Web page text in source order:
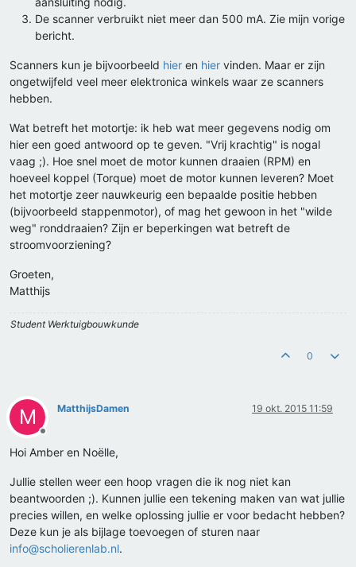
De scanner verbruikt niet meer dan 500 mA. Zie mijn vorige
bericht.
Scanners kun je bijvoorbeeld hier en hier vinden. Maar er zijn
ongetwijfeld veel meer elektronica winkels waar ze scanners
hebben.
Wat betreft het motortje: ik heb wat meer gegevens nodig om
hier een goed antwoord op te geven. "Vrij krachtig" is nogal
vaag ;). Hoe snel moet de motor kunnen draaien (RPM) en
hoeveel koppel (Torque) moet de motor kunnen leveren? Moet
het motortje zeer nauwkeurig een bepaalde positie hebben
(bijvoorbeeld stappenmotor), of mag het gewoon in het "wilde
weg" ronddraaien? Zijn er beperkingen wat betreft de
stroomvoorziening?
Groeten,
Matthijs
Student Werktuigbouwkunde
0
M
Offline
MatthijsDamen 19 okt. 2015 11:59
Hoi Amber en Noëlle,
Jullie stellen weer een hoop vragen die ik nog niet kan
beantwoorden ;). Kunnen jullie een tekening maken van wat jullie
precies willen, en welke oplossing jullie er voor bedacht hebben?
Deze kun je als bijlage toevoegen of sturen naar
info@scholierenlab.nl.